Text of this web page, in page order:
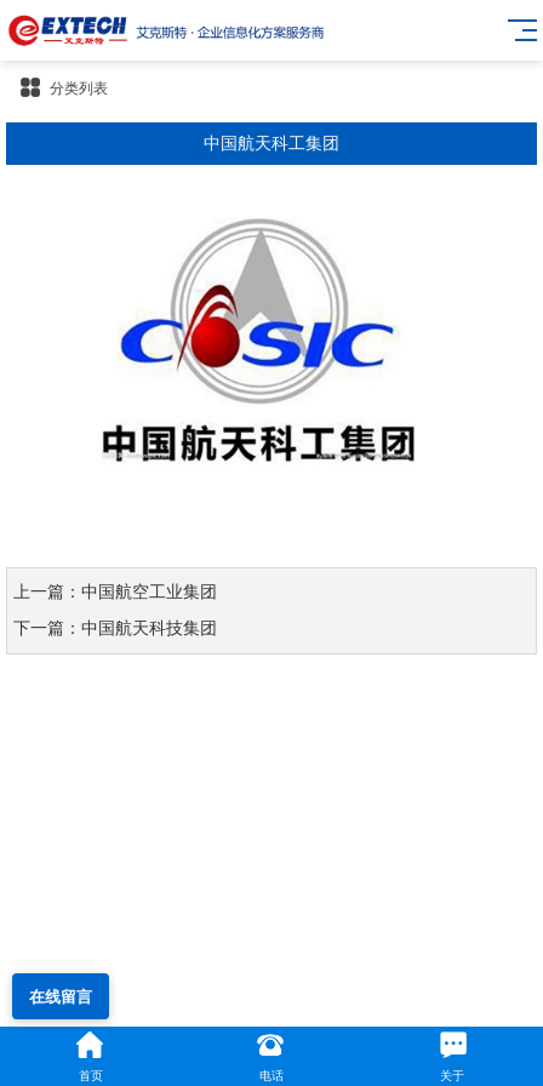
分类列表
中国航天科工集团
上一篇：中国航空工业集团
下一篇：中国航天科技集团
首页 电话 关于
在线留言